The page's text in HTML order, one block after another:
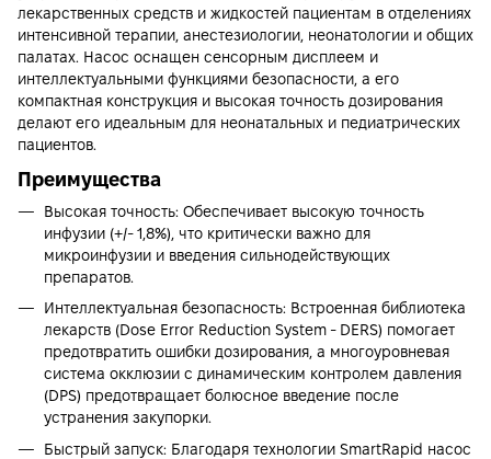
лекарственных средств и жидкостей пациентам в отделениях
интенсивной терапии, анестезиологии, неонатологии и общих
палатах. Насос оснащен сенсорным дисплеем и
интеллектуальными функциями безопасности, а его
компактная конструкция и высокая точность дозирования
делают его идеальным для неонатальных и педиатрических
пациентов.
Преимущества
Высокая точность: Обеспечивает высокую точность
инфузии (+/- 1,8%), что критически важно для
микроинфузии и введения сильнодействующих
препаратов.
Интеллектуальная безопасность: Встроенная библиотека
лекарств (Dose Error Reduction System - DERS) помогает
предотвратить ошибки дозирования, а многоуровневая
система окклюзии с динамическим контролем давления
(DPS) предотвращает болюсное введение после
устранения закупорки.
Быстрый запуск: Благодаря технологии SmartRapid насос